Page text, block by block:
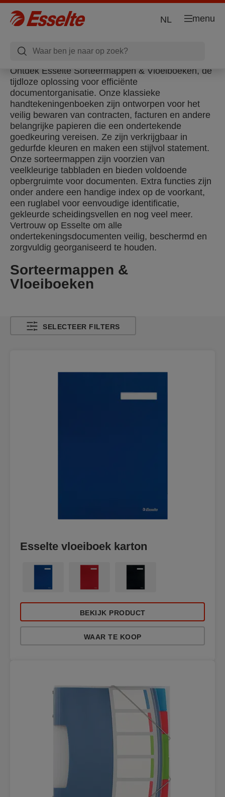
menu
NL
Ontdek Esselte Sorteermappen & Vloeiboeken, de
tijdloze oplossing voor efficiënte
documentorganisatie. Onze klassieke
handtekeningenboeken zijn ontworpen voor het
veilig bewaren van contracten, facturen en andere
belangrijke papieren die een ondertekende
goedkeuring vereisen. Ze zijn verkrijgbaar in
gedurfde kleuren en maken een stijlvol statement.
Onze sorteermappen zijn voorzien van
veelkleurige tabbladen en bieden voldoende
opbergruimte voor documenten. Extra functies zijn
onder andere een handige index op de voorkant,
een ruglabel voor eenvoudige identificatie,
gekleurde scheidingsvellen en nog veel meer.
Vertrouw op Esselte om alle
ondertekeningsdocumenten veilig, beschermd en
zorgvuldig georganiseerd te houden.
Sorteermappen &
Vloeiboeken
SELECTEER FILTERS
Esselte vloeiboek karton
BEKIJK PRODUCT
WAAR TE KOOP